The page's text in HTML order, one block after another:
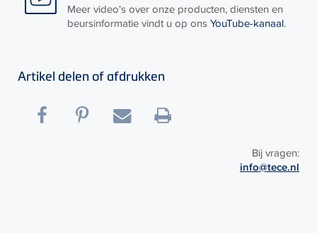
Meer video's over onze producten, diensten en
beursinformatie vindt u op onsYouTube-kanaal.
Artikel delen of afdrukken
Bij vragen:
info@tece.nl